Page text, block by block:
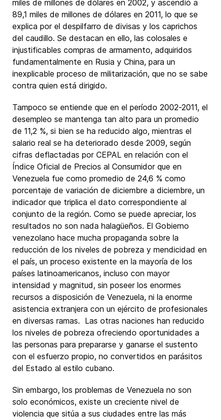
miles de millones de dólares en 2002, y ascendió a
89,1 miles de millones de dólares en 2011, lo que se
explica por el despilfarro de divisas y los caprichos
del caudillo. Se destacan en ello, las colosales e
injustificables compras de armamento, adquiridos
fundamentalmente en Rusia y China, para un
inexplicable proceso de militarización, que no se sabe
contra quien está dirigido.
Tampoco se entiende que en el período 2002-2011, el
desempleo se mantenga tan alto para un promedio
de 11,2 %, si bien se ha reducido algo, mientras el
salario real se ha deteriorado desde 2009, según
cifras deflactadas por CEPAL en relación con el
Índice Oficial de Precios al Consumidor que en
Venezuela fue como promedio de 24,6 % como
porcentaje de variación de diciembre a diciembre, un
indicador que triplica el dato correspondiente al
conjunto de la región. Como se puede apreciar, los
resultados no son nada halagüeños. El Gobierno
venezolano hace mucha propaganda sobre la
reducción de los niveles de pobreza y mendicidad en
el país, un proceso existente en la mayoría de los
países latinoamericanos, incluso con mayor
intensidad y magnitud, sin poseer los enormes
recursos a disposición de Venezuela, ni la enorme
asistencia extranjera con un ejército de profesionales
en diversas ramas. Las otras naciones han reducido
los niveles de pobreza ofreciendo oportunidades a
las personas para prepararse y ganarse el sustento
con el esfuerzo propio, no convertidos en parásitos
del Estado al estilo cubano.
Sin embargo, los problemas de Venezuela no son
solo económicos, existe un creciente nivel de
violencia que sitúa a sus ciudades entre las más